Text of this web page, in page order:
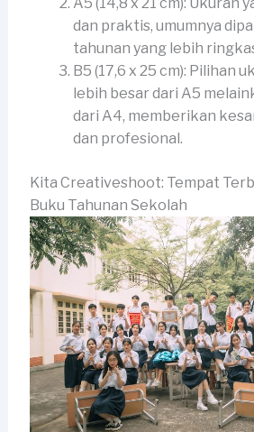
A5 (14,8 x 21 cm): Ukuran
dan praktis, umumnya
tahunan yang lebih
B5 (17,6 x 25 cm): Pilihan
lebih besar dari A5
dari A4, memberikan
dan profesional.
Kita Creativeshoot: Tempat
Buku Tahunan Sekolah